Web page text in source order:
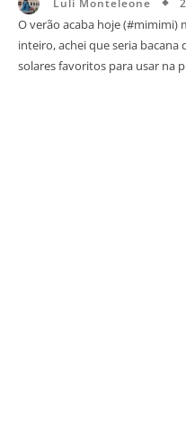
O verão acaba hoje (#mimimi)
inteiro, achei que seria
solares favoritos para usar na